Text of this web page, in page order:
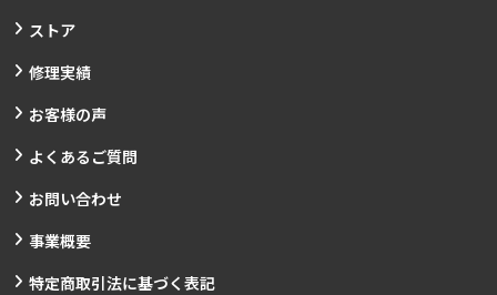
ストア
修理実績
お客様の声
よくあるご質問
お問い合わせ
事業概要
特定商取引法に基づく表記